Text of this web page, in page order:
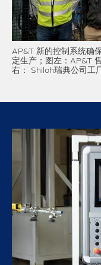
AP&T 新的控制系统确
定生产；图左：AP&T
右： Shiloh瑞典公司工